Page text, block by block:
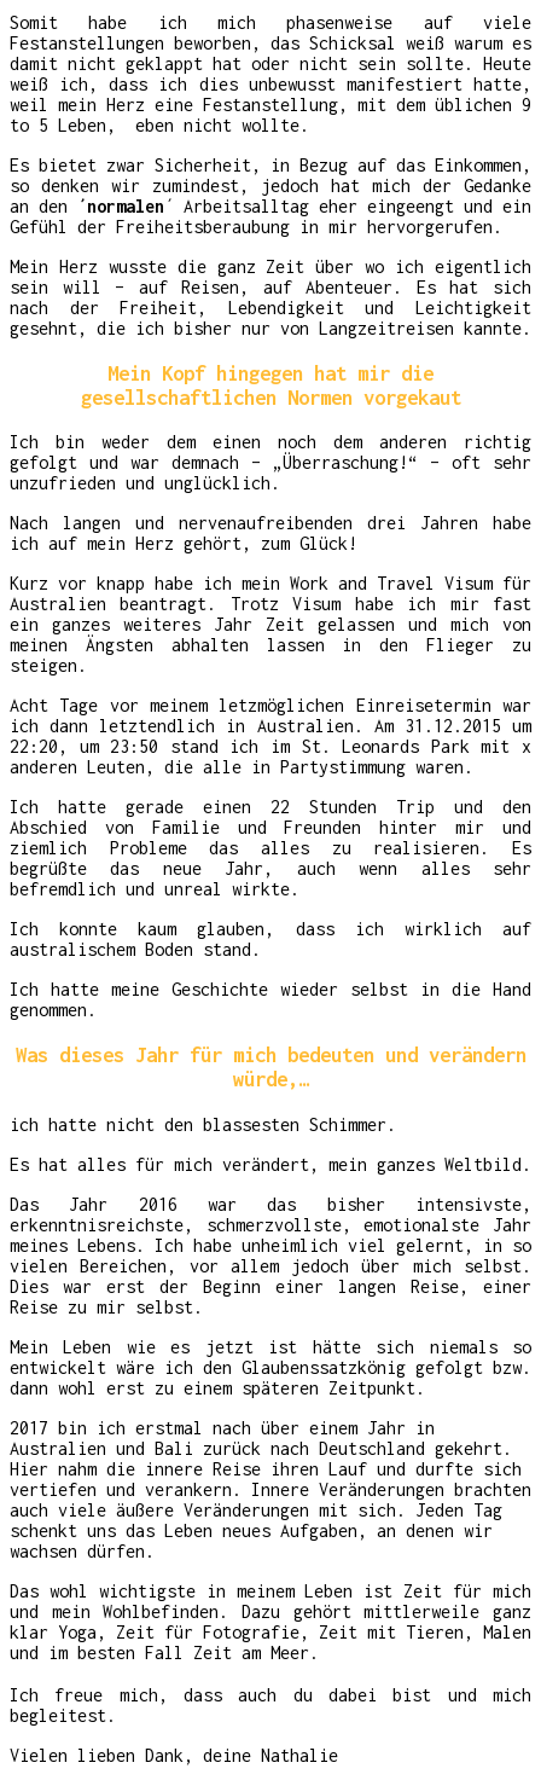
Somit habe ich mich phasenweise auf viele
Festanstellungen beworben, das Schicksal weiß warum es
damit nicht geklappt hat oder nicht sein sollte. Heute
weiß ich, dass ich dies unbewusst manifestiert hatte,
weil mein Herz eine Festanstellung, mit dem üblichen 9
to 5 Leben, eben nicht wollte.
Es bietet zwar Sicherheit, in Bezug auf das Einkommen,
so denken wir zumindest, jedoch hat mich der Gedanke
an den
´normalen ´ Arbeitsalltag eher eingeengt und ein
Gefühl der Freiheitsberaubung in mir hervorgerufen.
Mein Herz wusste die ganz Zeit über wo ich eigentlich
sein will – auf Reisen, auf Abenteuer. Es hat sich
nach der Freiheit, Lebendigkeit und Leichtigkeit
gesehnt, die ich bisher nur von Langzeitreisen kannte.
Mein Kopf hingegen hat mir die
gesellschaftlichen Normen vorgekaut
Ich bin weder dem einen noch dem anderen richtig
gefolgt und war demnach – „Überraschung!“ – oft sehr
unzufrieden und unglücklich.
Nach langen und nervenaufreibenden drei Jahren habe
ich auf mein Herz gehört, zum Glück!
Kurz vor knapp habe ich mein Work and Travel Visum für
Australien beantragt. Trotz Visum habe ich mir fast
ein ganzes weiteres Jahr Zeit gelassen und mich von
meinen Ängsten abhalten lassen in den Flieger zu
steigen.
Acht Tage vor meinem letzmöglichen Einreisetermin war
ich dann letztendlich in Australien. Am 31.12.2015 um
22:20, um 23:50 stand ich im St. Leonards Park mit x
anderen Leuten, die alle in Partystimmung waren.
Ich hatte gerade einen 22 Stunden Trip und den
Abschied von Familie und Freunden hinter mir und
ziemlich Probleme das alles zu realisieren. Es
begrüßte das neue Jahr, auch wenn alles sehr
befremdlich und unreal wirkte.
Ich konnte kaum glauben, dass ich wirklich auf
australischem Boden stand.
Ich hatte meine Geschichte wieder selbst in die Hand
genommen.
Was dieses Jahr für mich bedeuten und verändern
würde,…
ich hatte nicht den blassesten Schimmer.
Es hat alles für mich verändert, mein ganzes Weltbild.
Das Jahr 2016 war das bisher intensivste,
erkenntnisreichste, schmerzvollste, emotionalste Jahr
meines Lebens. Ich habe unheimlich viel gelernt, in so
vielen Bereichen, vor allem jedoch über mich selbst.
Dies war erst der Beginn einer langen Reise, einer
Reise zu mir selbst.
Mein Leben wie es jetzt ist hätte sich niemals so
entwickelt wäre ich den Glaubenssatzkönig gefolgt bzw.
dann wohl erst zu einem späteren Zeitpunkt.
2017 bin ich erstmal nach über einem Jahr in
Australien und Bali zurück nach Deutschland gekehrt.
Hier nahm die innere Reise ihren Lauf und durfte sich
vertiefen und verankern. Innere Veränderungen brachten
auch viele äußere Veränderungen mit sich. Jeden Tag
schenkt uns das Leben neues Aufgaben, an denen wir
wachsen dürfen.
Das wohl wichtigste in meinem Leben ist Zeit für mich
und mein Wohlbefinden. Dazu gehört mittlerweile ganz
klar Yoga, Zeit für Fotografie, Zeit mit Tieren, Malen
und im besten Fall Zeit am Meer.
Ich freue mich, dass auch du dabei bist und mich
begleitest.
Vielen lieben Dank, deine Nathalie